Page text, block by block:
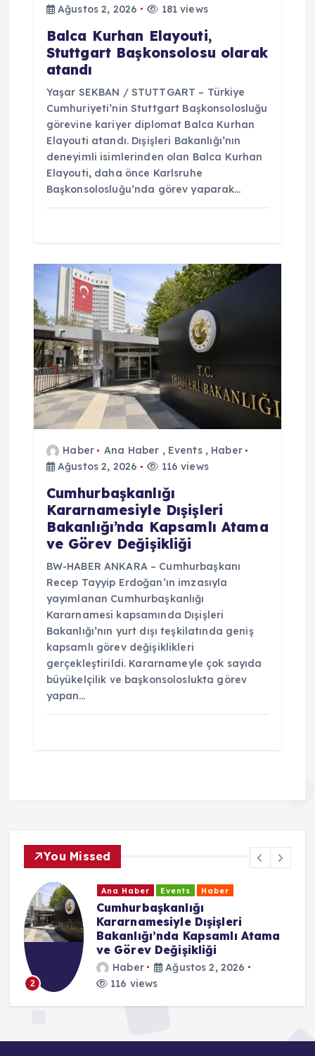
Ağustos 2, 2026
181 views
Balca Kurhan Elayouti,
Stuttgart Başkonsolosu olarak
atandı
Yaşar SEKBAN / STUTTGART – Türkiye
Cumhuriyeti’nin Stuttgart Başkonsolosluğu
görevine kariyer diplomat Balca Kurhan
Elayouti atandı. Dışişleri Bakanlığı’nın
deneyimli isimlerinden olan Balca Kurhan
Elayouti, daha önce Karlsruhe
Başkonsolosluğu’nda görev yaparak…
Haber Ana Haber , Events, Haber
Ağustos 2, 2026
116 views
Cumhurbaşkanlığı
Kararnamesiyle Dışişleri
Bakanlığı’nda Kapsamlı Atama
ve Görev Değişikliği
BW-HABER ANKARA – Cumhurbaşkanı
Recep Tayyip Erdoğan’ın imzasıyla
yayımlanan Cumhurbaşkanlığı
Kararnamesi kapsamında Dışişleri
Bakanlığı’nın yurt dışı teşkilatında geniş
kapsamlı görev değişiklikleri
gerçekleştirildi. Kararnameyle çok sayıda
büyükelçilik ve başkonsoloslukta görev
yapan…
You Missed
3
Ana Haber Events Haber
CHP Baden Birliği’nden Yeni
Parti Kararı: “Özgür Özel’in
Yanında Yer Alacağız”
Haber
Temmuz 24, 2026
177 views